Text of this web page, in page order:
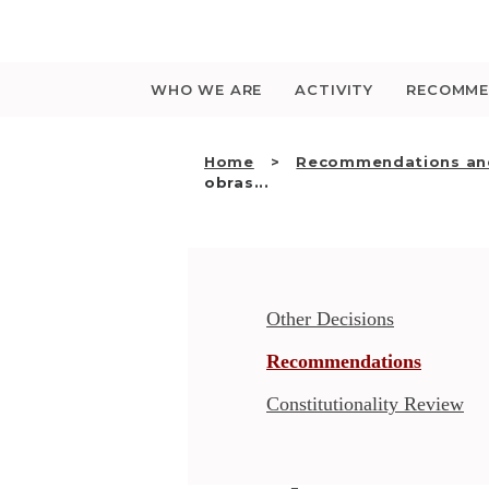
WHO WE ARE ACTIVITY
Home Recommendations
obras...
Other Decisions
Recommendations
Constitutionality Review